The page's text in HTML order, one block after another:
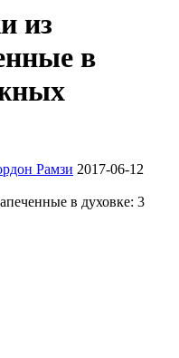
из
в
Рамзи 2017-06-12